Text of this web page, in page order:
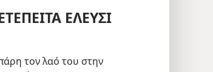
ΕΛΕΥΣΙ
τον λαό του στην